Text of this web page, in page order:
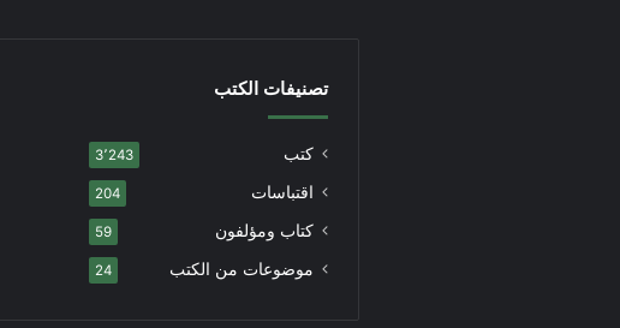
تصنيفات الكتب
كتب 3٬243
اقتباسات 204
كتاب ومؤلفون 59
موضوعات من الكتب 24